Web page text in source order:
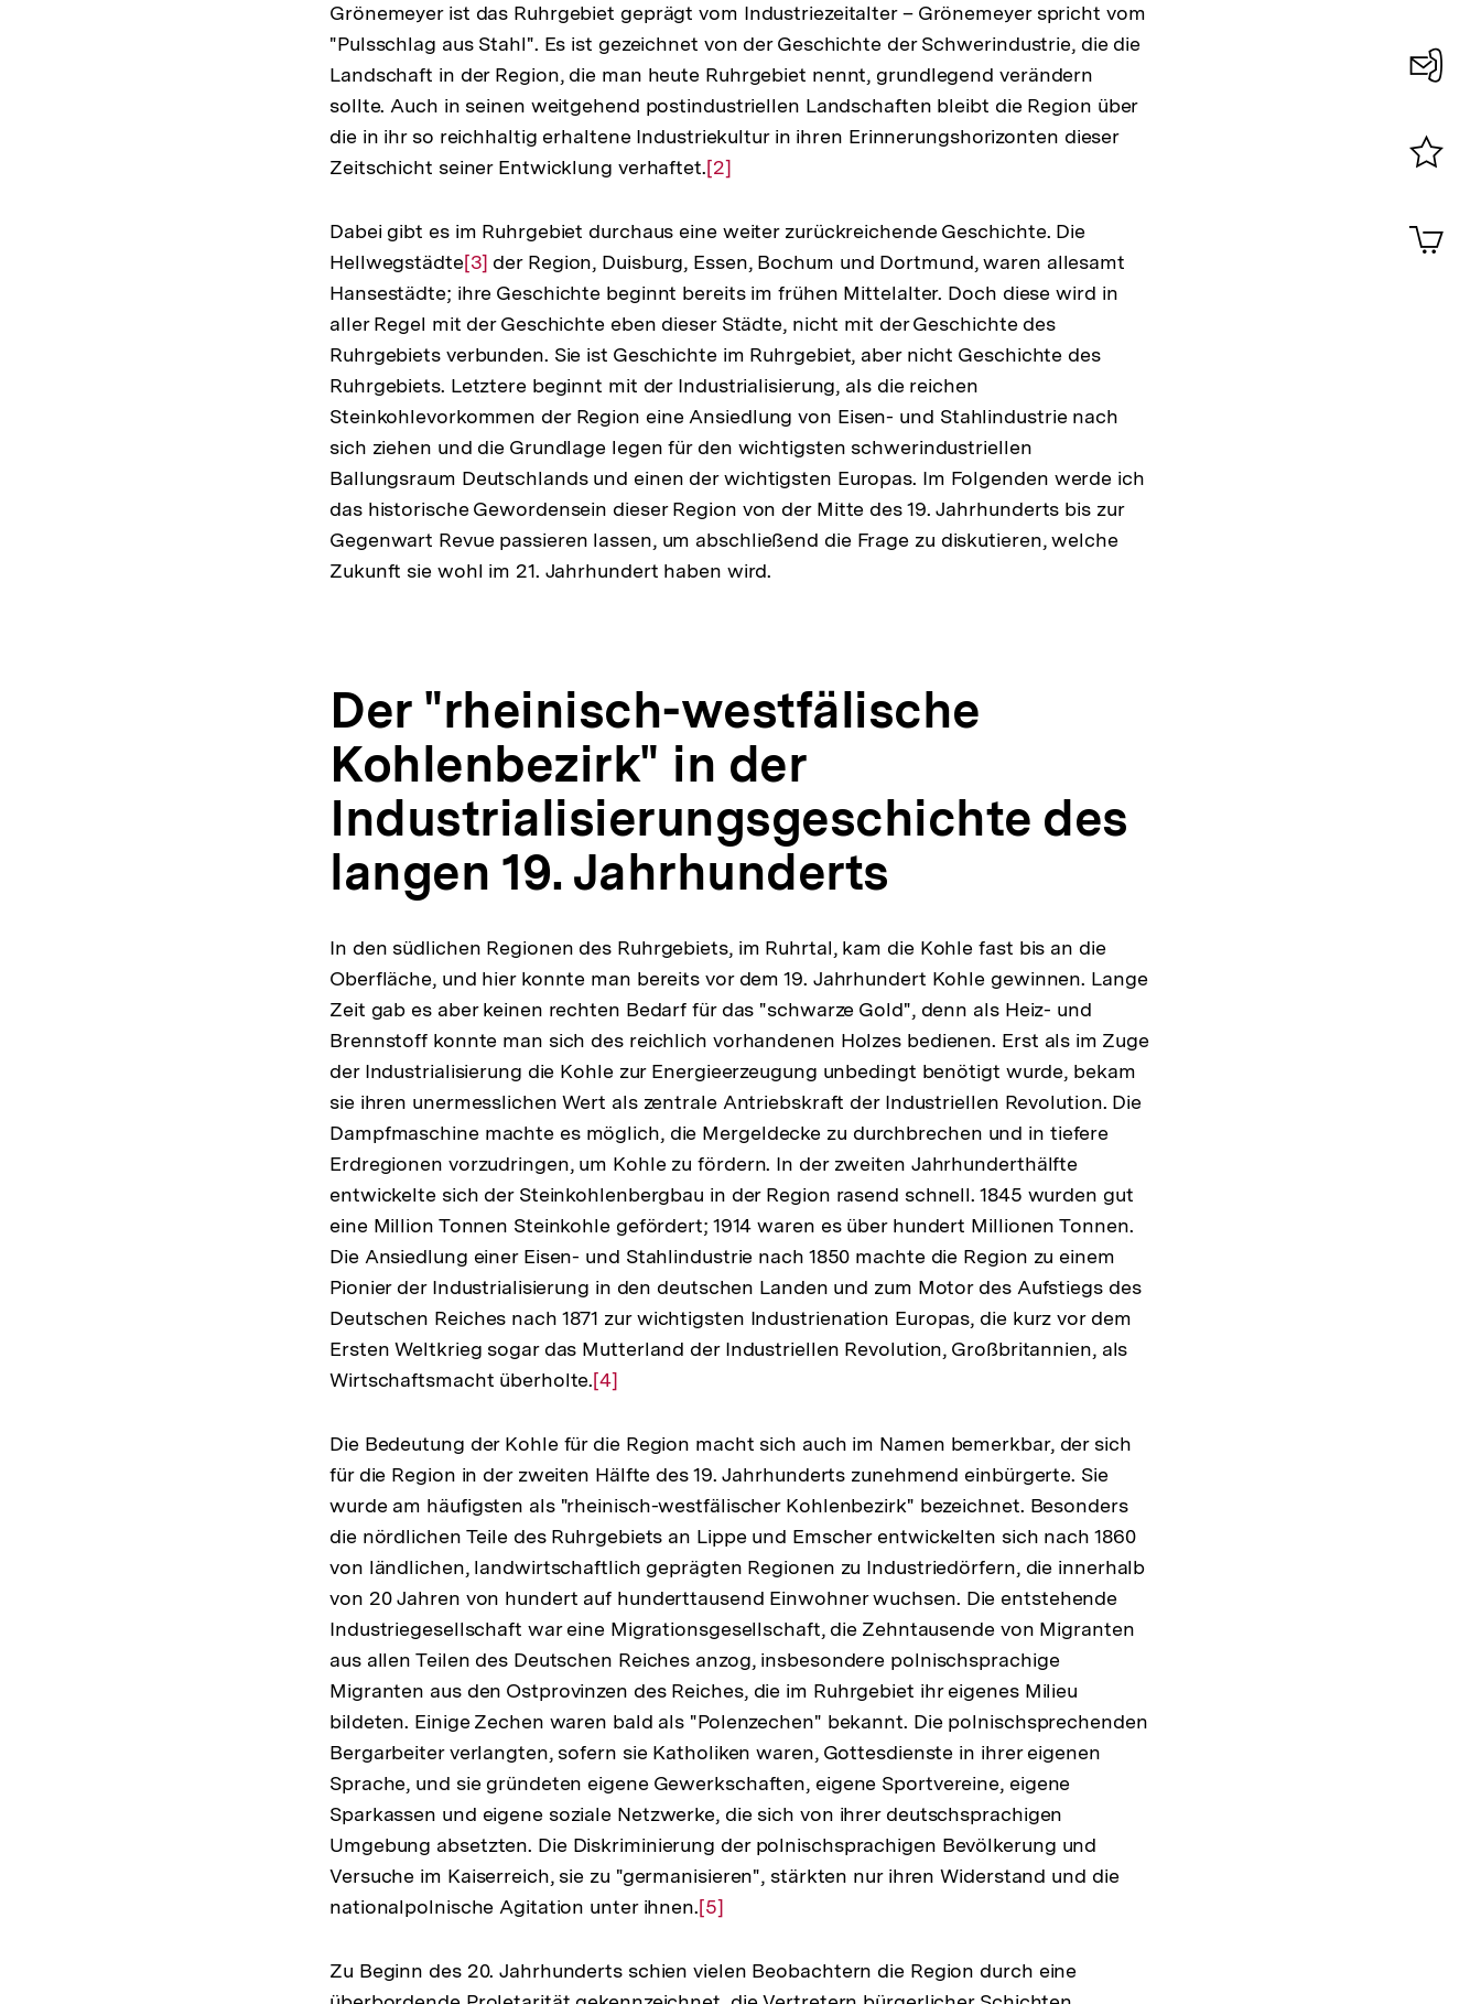
Grönemeyer ist das Ruhrgebiet geprägt vom Industriezeitalter – Grönemeyer spricht vom
"Pulsschlag aus Stahl". Es ist gezeichnet von der Geschichte der Schwerindustrie, die die
Landschaft in der Region, die man heute Ruhrgebiet nennt, grundlegend verändern
sollte. Auch in seinen weitgehend postindustriellen Landschaften bleibt die Region über
die in ihr so reichhaltig erhaltene Industriekultur in ihren Erinnerungshorizonten dieser
Zeitschicht seiner Entwicklung verhaftet.Zur
der
Fußnote
[2]
Dabei gibt es im Ruhrgebiet durchaus eine weiter zurückreichende Geschichte. Die
HellwegstädteZur
Auflösung
der
Fußnote
[3] der Region, Duisburg, Essen, Bochum und Dortmund, waren allesamt
Hansestädte; ihre Geschichte beginnt bereits im frühen Mittelalter. Doch diese wird in
aller Regel mit der Geschichte eben dieser Städte, nicht mit der Geschichte des
Ruhrgebiets verbunden. Sie ist Geschichte im Ruhrgebiet, aber nicht Geschichte des
Ruhrgebiets. Letztere beginnt mit der Industrialisierung, als die reichen
Steinkohlevorkommen der Region eine Ansiedlung von Eisen- und Stahlindustrie nach
sich ziehen und die Grundlage legen für den wichtigsten schwerindustriellen
Ballungsraum Deutschlands und einen der wichtigsten Europas. Im Folgenden werde ich
das historische Gewordensein dieser Region von der Mitte des 19. Jahrhunderts bis zur
Gegenwart Revue passieren lassen, um abschließend die Frage zu diskutieren, welche
Zukunft sie wohl im 21. Jahrhundert haben wird.
Der "rheinisch-westfälische
Kohlenbezirk" in der
Industrialisierungsgeschichte des
langen 19. Jahrhunderts
In den südlichen Regionen des Ruhrgebiets, im Ruhrtal, kam die Kohle fast bis an die
Oberfläche, und hier konnte man bereits vor dem 19. Jahrhundert Kohle gewinnen. Lange
Zeit gab es aber keinen rechten Bedarf für das "schwarze Gold", denn als Heiz- und
Brennstoff konnte man sich des reichlich vorhandenen Holzes bedienen. Erst als im Zuge
der Industrialisierung die Kohle zur Energieerzeugung unbedingt benötigt wurde, bekam
sie ihren unermesslichen Wert als zentrale Antriebskraft der Industriellen Revolution. Die
Dampfmaschine machte es möglich, die Mergeldecke zu durchbrechen und in tiefere
Erdregionen vorzudringen, um Kohle zu fördern. In der zweiten Jahrhunderthälfte
entwickelte sich der Steinkohlenbergbau in der Region rasend schnell. 1845 wurden gut
eine Million Tonnen Steinkohle gefördert; 1914 waren es über hundert Millionen Tonnen.
Die Ansiedlung einer Eisen- und Stahlindustrie nach 1850 machte die Region zu einem
Pionier der Industrialisierung in den deutschen Landen und zum Motor des Aufstiegs des
Deutschen Reiches nach 1871 zur wichtigsten Industrienation Europas, die kurz vor dem
Ersten Weltkrieg sogar das Mutterland der Industriellen Revolution, Großbritannien, als
Wirtschaftsmacht überholte.Zur
der
Fußnote
[4]
Die Bedeutung der Kohle für die Region macht sich auch im Namen bemerkbar, der sich
für die Region in der zweiten Hälfte des 19. Jahrhunderts zunehmend einbürgerte. Sie
wurde am häufigsten als "rheinisch-westfälischer Kohlenbezirk" bezeichnet. Besonders
die nördlichen Teile des Ruhrgebiets an Lippe und Emscher entwickelten sich nach 1860
von ländlichen, landwirtschaftlich geprägten Regionen zu Industriedörfern, die innerhalb
von 20 Jahren von hundert auf hunderttausend Einwohner wuchsen. Die entstehende
Industriegesellschaft war eine Migrationsgesellschaft, die Zehntausende von Migranten
aus allen Teilen des Deutschen Reiches anzog, insbesondere polnischsprachige
Migranten aus den Ostprovinzen des Reiches, die im Ruhrgebiet ihr eigenes Milieu
bildeten. Einige Zechen waren bald als "Polenzechen" bekannt. Die polnischsprechenden
Bergarbeiter verlangten, sofern sie Katholiken waren, Gottesdienste in ihrer eigenen
Sprache, und sie gründeten eigene Gewerkschaften, eigene Sportvereine, eigene
Sparkassen und eigene soziale Netzwerke, die sich von ihrer deutschsprachigen
Umgebung absetzten. Die Diskriminierung der polnischsprachigen Bevölkerung und
Versuche im Kaiserreich, sie zu "germanisieren", stärkten nur ihren Widerstand und die
nationalpolnische Agitation unter ihnen.Zur
der
[5]
Zu Beginn des 20. Jahrhunderts schien vielen Beobachtern die Region durch eine